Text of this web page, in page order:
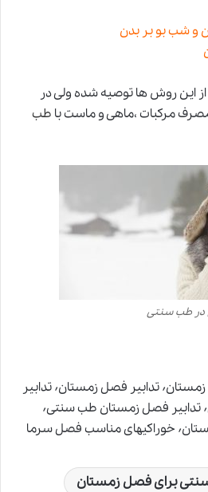
و شب بو بر بدن
این روش ها توصیه شده ولی در
مرکبات ،ماهی و ماست با طب
در طب سنتی
تدابیر طب سنتی برای فصل زمستان٬ تدابیر فصل زمستان٬ تدابیر
فصل زمستان در طب سنتی٬ تدابیر فصل زمستان طب سنتی٬
سرما
برای فصل زمستان